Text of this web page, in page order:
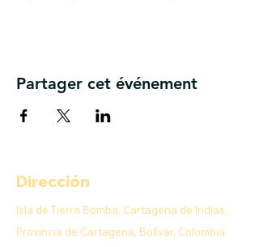
Partager cet événement
Dirección
Isla de Tierra Bomba, Cartagena de Indias,
Provincia de Cartagena, Bolívar, Colombia